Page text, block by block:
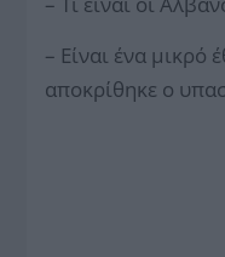
– Είναι ένα
αποκρίθηκε ο